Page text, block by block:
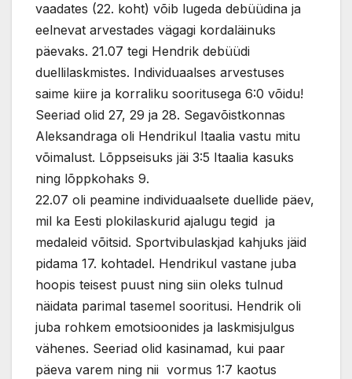
vaadates (22. koht) võib lugeda debüüdina ja
eelnevat arvestades vägagi kordaläinuks
päevaks. 21.07 tegi Hendrik debüüdi
duellilaskmistes. Individuaalses arvestuses
saime kiire ja korraliku sooritusega 6:0 võidu!
Seeriad olid 27, 29 ja 28. Segavõistkonnas
Aleksandraga oli Hendrikul Itaalia vastu mitu
võimalust. Lõppseisuks jäi 3:5 Itaalia kasuks
ning lõppkohaks 9.
22.07 oli peamine individuaalsete duellide päev,
mil ka Eesti plokilaskurid ajalugu tegid ja
medaleid võitsid. Sportvibulaskjad kahjuks jäid
pidama 17. kohtadel. Hendrikul vastane juba
hoopis teisest puust ning siin oleks tulnud
näidata parimal tasemel sooritusi. Hendrik oli
juba rohkem emotsioonides ja laskmisjulgus
vähenes. Seeriad olid kasinamad, kui paar
päeva varem ning nii vormus 1:7 kaotus